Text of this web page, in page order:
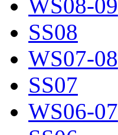
WS08-09
SS08
WS07-08
SS07
WS06-07